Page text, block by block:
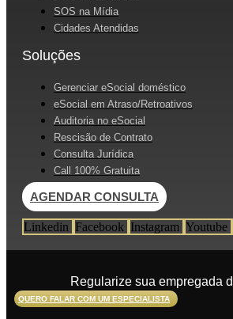
SOS na Mídia
Cidades Atendidas
Soluções
Gerenciar eSocial doméstico
eSocial em Atraso/Retroativos
Auditoria no eSocial
Rescisão de Contrato
Consulta Jurídica
Call 100% Gratuita
AGENDAR CONSULTA
Linkedin Facebook Instagram Youtube
Regularize sua empregada
QUERO FALAR COM UM ESPECIALISTA